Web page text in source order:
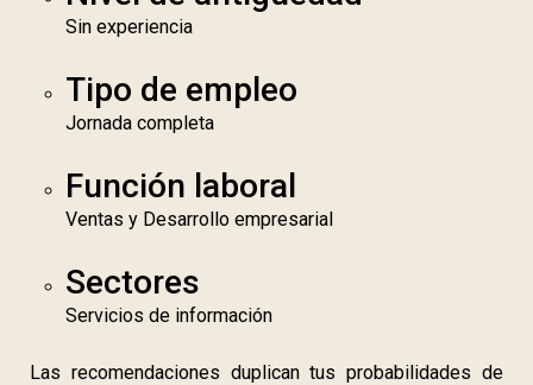
Sin experiencia
Tipo de empleo
Jornada completa
Función laboral
Ventas y Desarrollo empresarial
Sectores
Servicios de información
Las recomendaciones duplican tus probabilidades de